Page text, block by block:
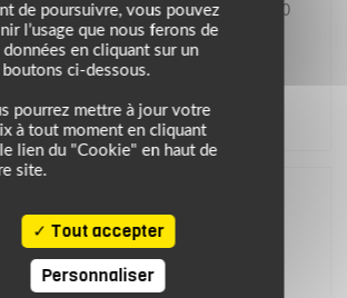
Antivol U 104 X 200
de poursuivre, vous pouvez
l’usage que nous ferons de
en cliquant sur un
boutons ci-dessous.
pourrez mettre à jour votre
à tout moment en cliquant
lien du "Cookie" en haut de
site.
Tout accepter
Personnaliser